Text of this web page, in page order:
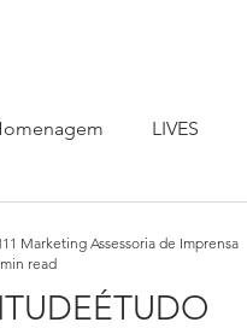
LIVES
e Alma
Programa Sintonia
Marketing Assessoria de Imprensa
read